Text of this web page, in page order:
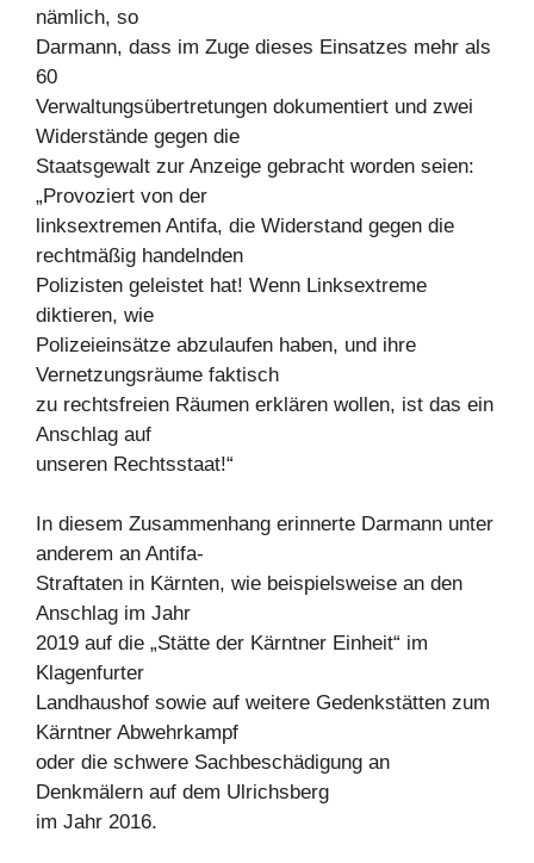
nämlich, so
Darmann, dass im Zuge dieses Einsatzes mehr als
60
Verwaltungsübertretungen dokumentiert und zwei
Widerstände gegen die
Staatsgewalt zur Anzeige gebracht worden seien:
„Provoziert von der
linksextremen Antifa, die Widerstand gegen die
rechtmäßig handelnden
Polizisten geleistet hat! Wenn Linksextreme
diktieren, wie
Polizeieinsätze abzulaufen haben, und ihre
Vernetzungsräume faktisch
zu rechtsfreien Räumen erklären wollen, ist das ein
Anschlag auf
unseren Rechtsstaat!“
In diesem Zusammenhang erinnerte Darmann unter
anderem an Antifa-
Straftaten in Kärnten, wie beispielsweise an den
Anschlag im Jahr
2019 auf die „Stätte der Kärntner Einheit“ im
Klagenfurter
Landhaushof sowie auf weitere Gedenkstätten zum
Kärntner Abwehrkampf
oder die schwere Sachbeschädigung an
Denkmälern auf dem Ulrichsberg
im Jahr 2016.